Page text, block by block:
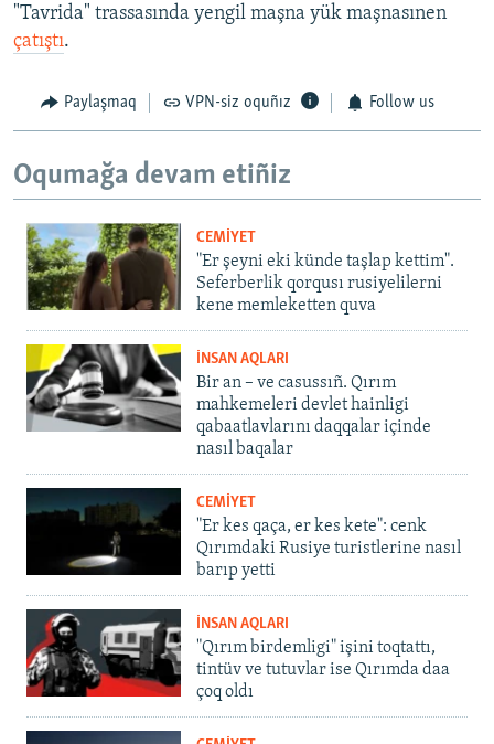
"Tavrida" trassasında yengil maşna yük maşnasınen
çatıştı.
Paylaşmaq VPN-siz oquñız Follow us
Oqumağa devam etiñiz
CEMİYET
"Er şeyni eki künde taşlap kettim".
Seferberlik qorqusı rusiyelilerni
kene memleketten quva
İNSAN AQLARI
Bir an – ve casussıñ. Qırım
mahkemeleri devlet hainligi
qabaatlavlarını daqqalar içinde
nasıl baqalar
CEMİYET
"Er kes qaça, er kes kete": cenk
Qırımdaki Rusiye turistlerine nasıl
barıp yetti
İNSAN AQLARI
"Qırım birdemligi" işini toqtattı,
tintüv ve tutuvlar ise Qırımda daa
çoq oldı